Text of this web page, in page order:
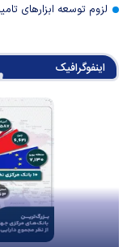
لزوم توسعه ابزارهای
اینفوگرافیک